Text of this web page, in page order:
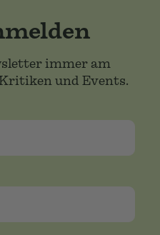
immer am
und Events.